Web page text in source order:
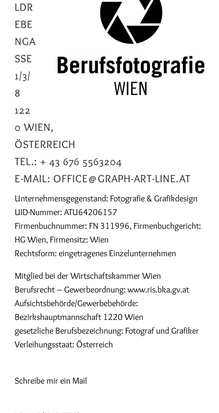
LDR
EBE
NGA
SSE
1/3/
8
122
0 WIEN,
ÖSTERREICH
TEL.: + 43 676 5563204
E-MAIL: OFFICE@GRAPH-ART-LINE.AT
Unternehmensgegenstand: Fotografie & Grafikdesign
UID-Nummer: ATU64206157
Firmenbuchnummer: FN 311996, Firmenbuchgericht:
HG Wien, Firmensitz: Wien
Rechtsform: eingetragenes Einzelunternehmen
Mitglied bei der Wirtschaftskammer Wien
Berufsrecht – Gewerbeordnung: www.ris.bka.gv.at
Aufsichtsbehörde/Gewerbebehörde:
Bezirkshauptmannschaft 1220 Wien
gesetzliche Berufsbezeichnung: Fotograf und Grafiker
Verleihungsstaat: Österreich
Schreibe mir ein Mail